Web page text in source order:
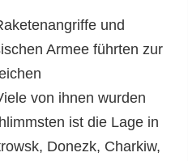
und
Armee führten zur
von ihnen wurden
ist die Lage in
Donezk, Charkiw,